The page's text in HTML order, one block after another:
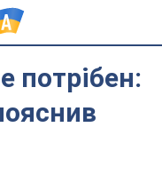
потрібен: